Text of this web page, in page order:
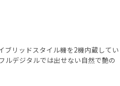
ブリッドスタイル機を2機内蔵してい
ルデジタルでは出せない自然で艶の